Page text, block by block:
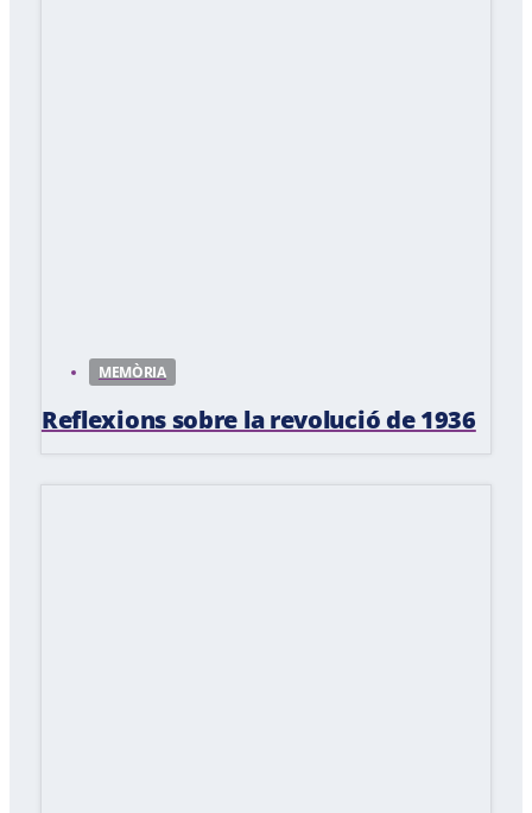
MEMÒRIA
Reflexions sobre la revolució de 1936